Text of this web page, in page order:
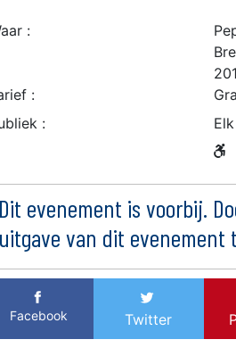
:
:
:
Dit evenement is voorbij.
uitgave van dit evenement
Facebook Twitter